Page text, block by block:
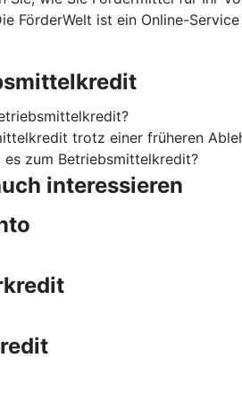
FörderWelt ist ein Online-
trotz einer früheren
zum Betriebsmittelkredit?
interessieren